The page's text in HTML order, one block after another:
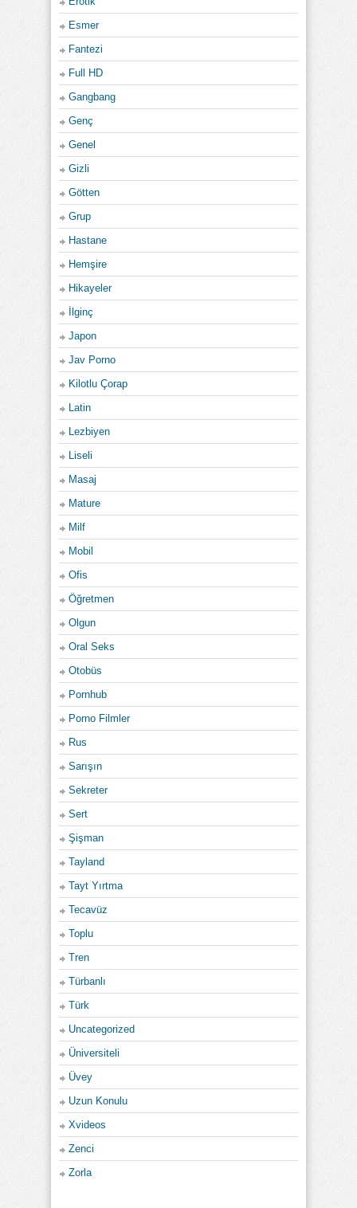
Esmer
Fantezi
Full HD
Gangbang
Genç
Genel
Gizli
Götten
Grup
Hastane
Hemşire
Hikayeler
İlginç
Japon
Jav Porno
Kilotlu Çorap
Latin
Lezbiyen
Liseli
Masaj
Mature
Milf
Mobil
Ofis
Öğretmen
Olgun
Oral Seks
Otobüs
Pornhub
Porno Filmler
Rus
Sarışın
Sekreter
Sert
Şişman
Tayland
Tayt Yırtma
Tecavüz
Toplu
Tren
Türbanlı
Türk
Uncategorized
Üniversiteli
Üvey
Uzun Konulu
Xvideos
Zenci
Zorla